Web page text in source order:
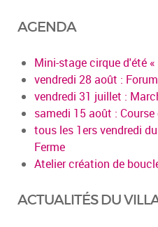
AGENDA
Mini-stage cirque d'été «
vendredi 28 août :
vendredi 31 juillet :
samedi 15 août :
tous les 1ers vendredi
Ferme
Atelier création de
ACTUALITÉS DU